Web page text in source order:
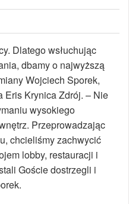
Dlatego wsłuchując
dbamy o najwyższą
Wojciech Sporek,
Eris Krynica Zdrój. – Nie
wysokiego
Przeprowadzając
chcieliśmy zachwycić
lobby, restauracji i
Goście dostrzegli i